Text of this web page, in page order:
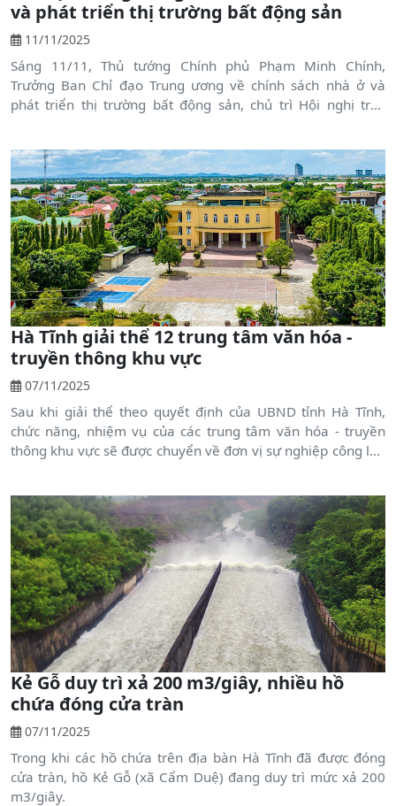
và phát triển thị trường bất động sản
11/11/2025
Sáng 11/11, Thủ tướng Chính phủ Phạm Minh Chính,
Trưởng Ban Chỉ đạo Trung ương về chính sách nhà ở và
phát triển thị trường bất động sản, chủ trì Hội nghị trực
Hà Tĩnh giải thể 12 trung tâm văn hóa -
truyền thông khu vực
07/11/2025
Sau khi giải thể theo quyết định của UBND tỉnh Hà Tĩnh,
chức năng, nhiệm vụ của các trung tâm văn hóa - truyền
thông khu vực sẽ được chuyển về đơn vị sự nghiệp công lập
Kẻ Gỗ duy trì xả 200 m3/giây, nhiều hồ
chứa đóng cửa tràn
07/11/2025
Trong khi các hồ chứa trên địa bàn Hà Tĩnh đã được đóng
cửa tràn, hồ Kẻ Gỗ (xã Cẩm Duệ) đang duy trì mức xả 200
m3/giây.